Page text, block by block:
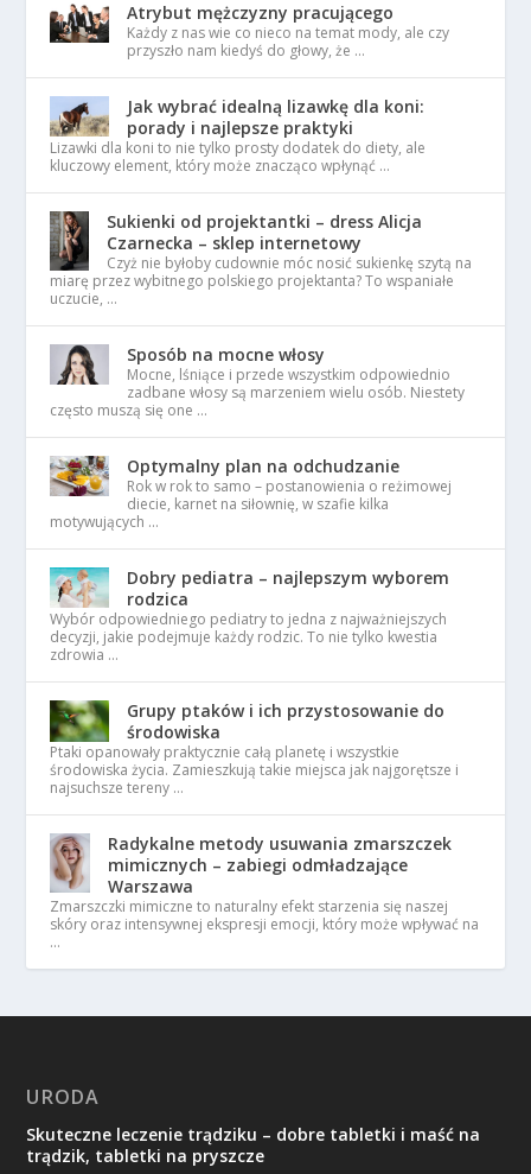
Atrybut mężczyzny pracującego
Każdy z nas wie co nieco na temat mody, ale czy
przyszło nam kiedyś do głowy, że …
Jak wybrać idealną lizawkę dla koni:
porady i najlepsze praktyki
Lizawki dla koni to nie tylko prosty dodatek do diety, ale
kluczowy element, który może znacząco wpłynąć …
Sukienki od projektantki – dress Alicja
Czarnecka – sklep internetowy
Czyż nie byłoby cudownie móc nosić sukienkę szytą na
miarę przez wybitnego polskiego projektanta? To wspaniałe
uczucie, …
Sposób na mocne włosy
Mocne, lśniące i przede wszystkim odpowiednio
zadbane włosy są marzeniem wielu osób. Niestety
często muszą się one …
Optymalny plan na odchudzanie
Rok w rok to samo – postanowienia o reżimowej
diecie, karnet na siłownię, w szafie kilka
motywujących …
Dobry pediatra – najlepszym wyborem
rodzica
Wybór odpowiedniego pediatry to jedna z najważniejszych
decyzji, jakie podejmuje każdy rodzic. To nie tylko kwestia
zdrowia …
Grupy ptaków i ich przystosowanie do
środowiska
Ptaki opanowały praktycznie całą planetę i wszystkie
środowiska życia. Zamieszkują takie miejsca jak najgorętsze i
najsuchsze tereny …
Radykalne metody usuwania zmarszczek
mimicznych – zabiegi odmładzające
Warszawa
Zmarszczki mimiczne to naturalny efekt starzenia się naszej
skóry oraz intensywnej ekspresji emocji, który może wpływać na
…
URODA
Skuteczne leczenie trądziku – dobre tabletki i maść na
trądzik, tabletki na pryszcze